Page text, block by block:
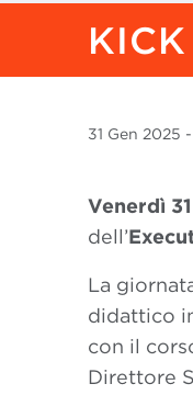
31 Gen 2025
Venerdì
dell’
La
didattico
con il
Direttore